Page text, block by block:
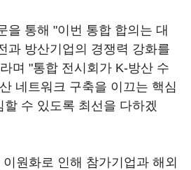
을 통해 "이번 통합 합의는 대
과 방산기업의 경쟁력 강화를
며 "통합 전시회가 K-방산 수
네트워크 구축을 이끄는 핵심
수 있도록 최선을 다하겠
원화로 인해 참가기업과 해외